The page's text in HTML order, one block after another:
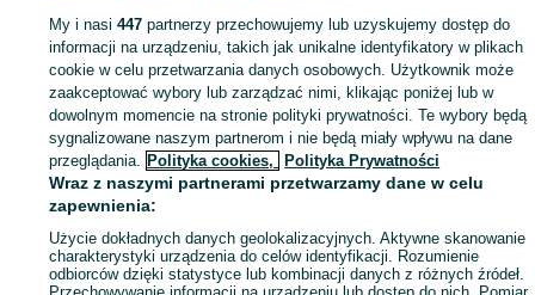
KATEGORIA
ID:1007055525 Wyświetlenia:
Kup
My i nasi447 partnerzy przechowujemy lub uzyskujemy dostęp do
informacji na urządzeniu, takich jak unikalne identyfikatory w plikach
cookie w celu przetwarzania danych osobowych. Użytkownik może
zaakceptować wybory lub zarządzać nimi, klikając poniżej lub w
dowolnym momencie na stronie polityki prywatności. Te wybory będą
sygnalizowane naszym partnerom i nie będą miały wpływu na dane
przeglądania. Polityka cookies, Polityka Prywatności
Wraz z naszymi partnerami przetwarzamy dane w celu
zapewnienia:
Użycie dokładnych danych geolokalizacyjnych. Aktywne skanowanie
charakterystyki urządzenia do celów identyfikacji. Rozumienie
odbiorców dzięki statystyce lub kombinacji danych z różnych źródeł.